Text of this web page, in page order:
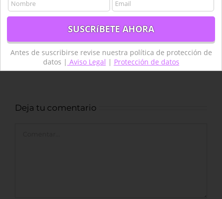
Puedo enviar capturas de pantalla si eso
ayda a clarificar la situacion.
Gracias y exito en sus publicaciones. (muy
interesantes por cierto)
Deja tu comentario
Antes de suscribirse revise nuestra política de protección de
datos | Aviso Legal | Protección de datos